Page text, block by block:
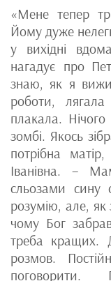
«Мене тепер
Йому дуже
у вихідні
нагадує про
знаю, як я
роботи,
плакала.
зомбі. Якось
потрібна
Іванівна. –
сльозами сину
розумію, але,
чому Бог
треба кращих.
розмов.
поговорити.